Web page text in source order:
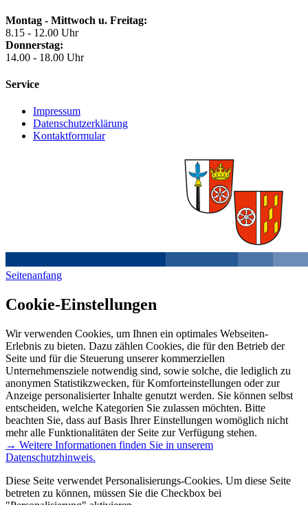
Montag - Mittwoch u. Freitag:
8.15 - 12.00 Uhr
Donnerstag:
14.00 - 18.00 Uhr
Service
Impressum
Datenschutzerklärung
Kontaktformular
Seitenanfang
Cookie-Einstellungen
Wir verwenden Cookies, um Ihnen ein optimales Webseiten-
Erlebnis zu bieten. Dazu zählen Cookies, die für den Betrieb der
Seite und für die Steuerung unserer kommerziellen
Unternehmensziele notwendig sind, sowie solche, die lediglich zu
anonymen Statistikzwecken, für Komforteinstellungen oder zur
Anzeige personalisierter Inhalte genutzt werden. Sie können selbst
entscheiden, welche Kategorien Sie zulassen möchten. Bitte
beachten Sie, dass auf Basis Ihrer Einstellungen womöglich nicht
mehr alle Funktionalitäten der Seite zur Verfügung stehen.
→ Weitere Informationen finden Sie in unserem
Datenschutzhinweis.
Diese Seite verwendet Personalisierungs-Cookies. Um diese Seite
betreten zu können, müssen Sie die Checkbox bei